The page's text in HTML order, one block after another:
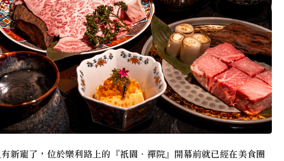
新寵了，位於樂利路上的『祇園．禪院』開幕前就已經在美食圈